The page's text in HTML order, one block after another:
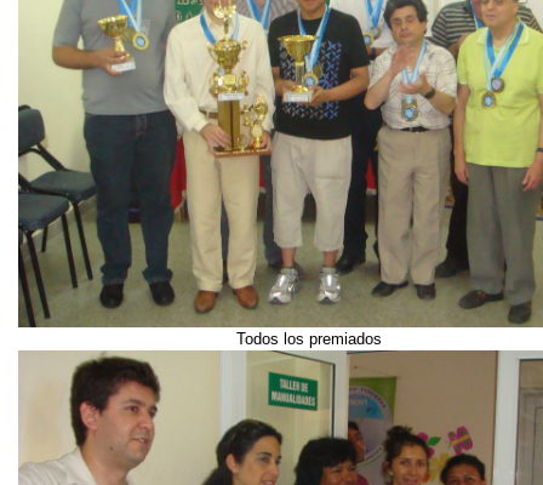
Todos los premiados